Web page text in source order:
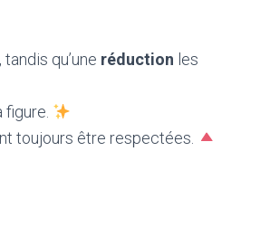
qu’une réduction les
toujours être respectées.